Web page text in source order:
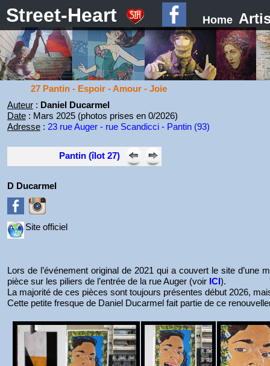
Street-Heart Home
27 Pantin - Espoir - Amour - Joie
Auteur: Daniel Ducarmel
Date: Mars 2025 (photos prises en 0/2026)
Adresse: 23 rue Auger - rue Scandicci - Pantin (93)
Pantin (îlot 27)
D Ducarmel
Site officiel
Lors de l’événement original de 2021 qui a couvert le site
pièce sur les piliers de l’entrée de la rue Auger (voir ICI).
La majorité de ces pièces sont toujours présentes début 2026,
Cette petite fresque de Daniel Ducarmel fait partie de ce